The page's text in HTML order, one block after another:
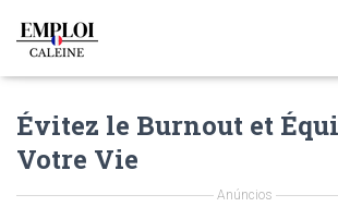
Évitez le Burnout et
Votre Vie
Anúncios